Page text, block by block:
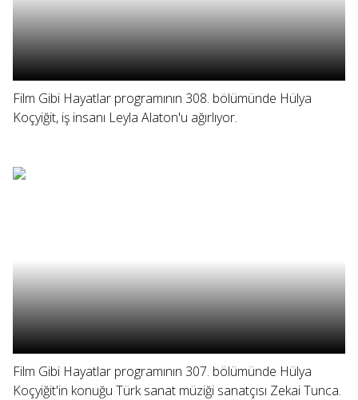
Film Gibi Hayatlar programının 308. bölümünde Hülya
Koçyiğit, iş insanı Leyla Alaton'u ağırlıyor.
Film Gibi Hayatlar programının 307. bölümünde Hülya
Koçyiğit'in konuğu Türk sanat müziği sanatçısı Zekai Tunca.